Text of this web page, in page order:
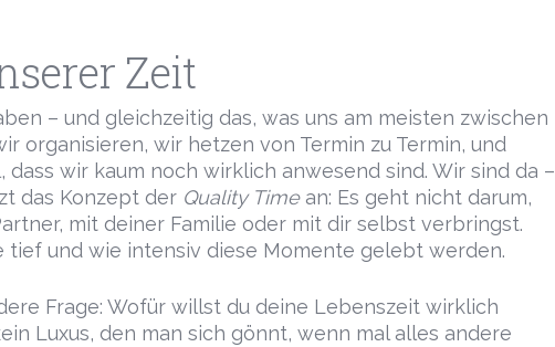
Zeit
– und gleichzeitig das, was uns am meisten zwischen
organisieren, wir hetzen von Termin zu Termin, und
wir kaum noch wirklich anwesend sind. Wir sind da –
das Konzept der Quality Timean: Es geht nicht darum,
mit deiner Familie oder mit dir selbst verbringst.
tief und wie intensiv diese Momente gelebt werden.
Frage: Wofür willst du deine Lebenszeit wirklich
Luxus, den man sich gönnt, wenn mal alles andere